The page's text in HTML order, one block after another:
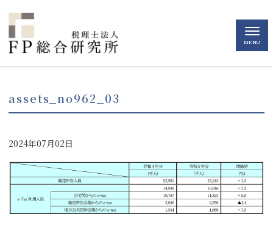
MENU
assets_no962_03
2024年07月02日